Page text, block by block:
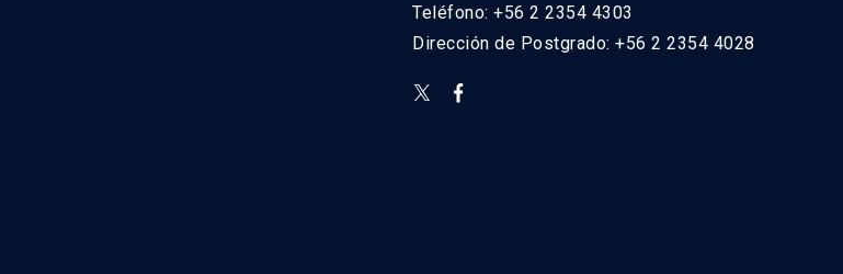
Teléfono: +56 2 2354 4303
Dirección de Postgrado: +56 2 2354 4028